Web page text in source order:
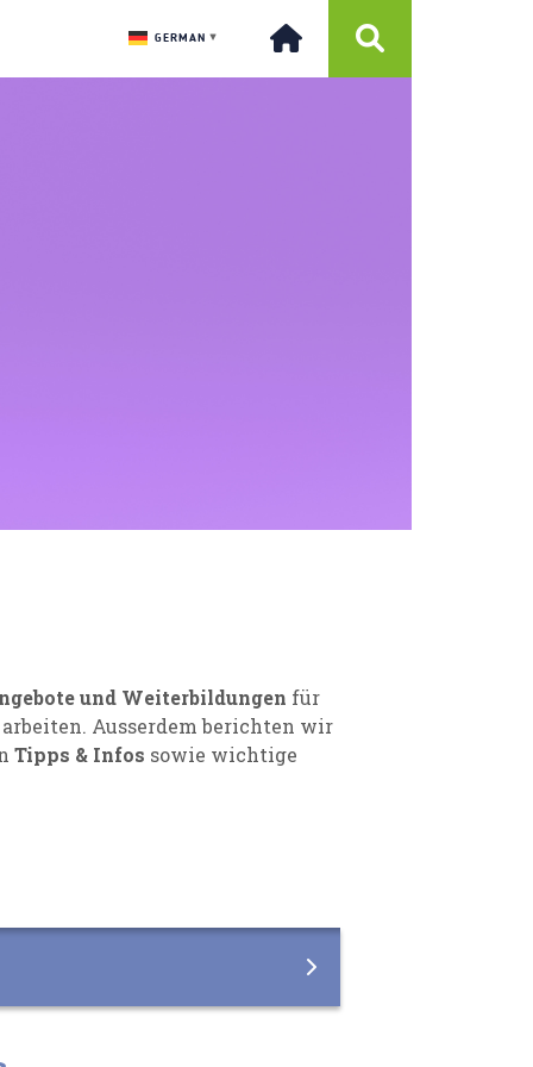
GERMAN ▼
und Weiterbildungen für
Ausserdem berichten wir
Tipps & Infos sowie wichtige